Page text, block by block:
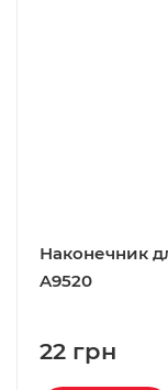
Наконечник
A9520
22 грн